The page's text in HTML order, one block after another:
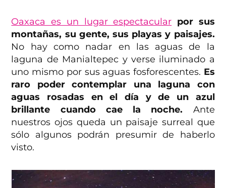
Oaxaca es un lugar espectacular por sus
montañas, su gente, sus playas y paisajes.
No hay como nadar en las aguas de la
laguna de Manialtepec y verse iluminado a
uno mismo por sus aguas fosforescentes. Es
raro poder contemplar una laguna con
aguas rosadas en el día y de un azul
brillante cuando cae la noche. Ante
nuestros ojos queda un paisaje surreal que
sólo algunos podrán presumir de haberlo
visto.